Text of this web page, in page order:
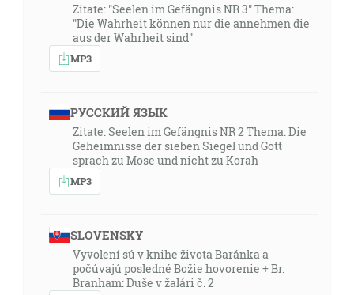
Zitate: "Seelen im Gefängnis NR 3" Thema:
"Die Wahrheit können nur die annehmen die
aus der Wahrheit sind"
MP3
РУССКИЙ ЯЗЫК
Zitate: Seelen im Gefängnis NR 2 Thema: Die
Geheimnisse der sieben Siegel und Gott
sprach zu Mose und nicht zu Korah
MP3
SLOVENSKY
Vyvolení sú v knihe života Baránka a
počúvajú posledné Božie hovorenie + Br.
Branham: Duše v žalári č. 2